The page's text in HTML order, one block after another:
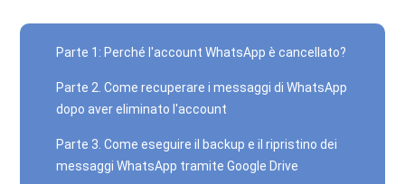
Parte 1: Perché l'account WhatsApp è cancellato?
Parte 2. Come recuperare i messaggi di WhatsApp
dopo aver eliminato l'account
Parte 3. Come eseguire il backup e il ripristino dei
messaggi WhatsApp tramite Google Drive